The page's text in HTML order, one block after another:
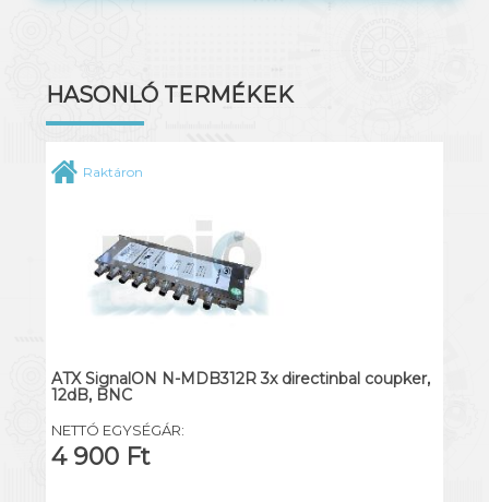
HASONLÓ TERMÉKEK
Raktáron
ATX SignalON N-MDB312R 3x directinbal coupker,
12dB, BNC
NETTÓ EGYSÉGÁR:
4 900 Ft